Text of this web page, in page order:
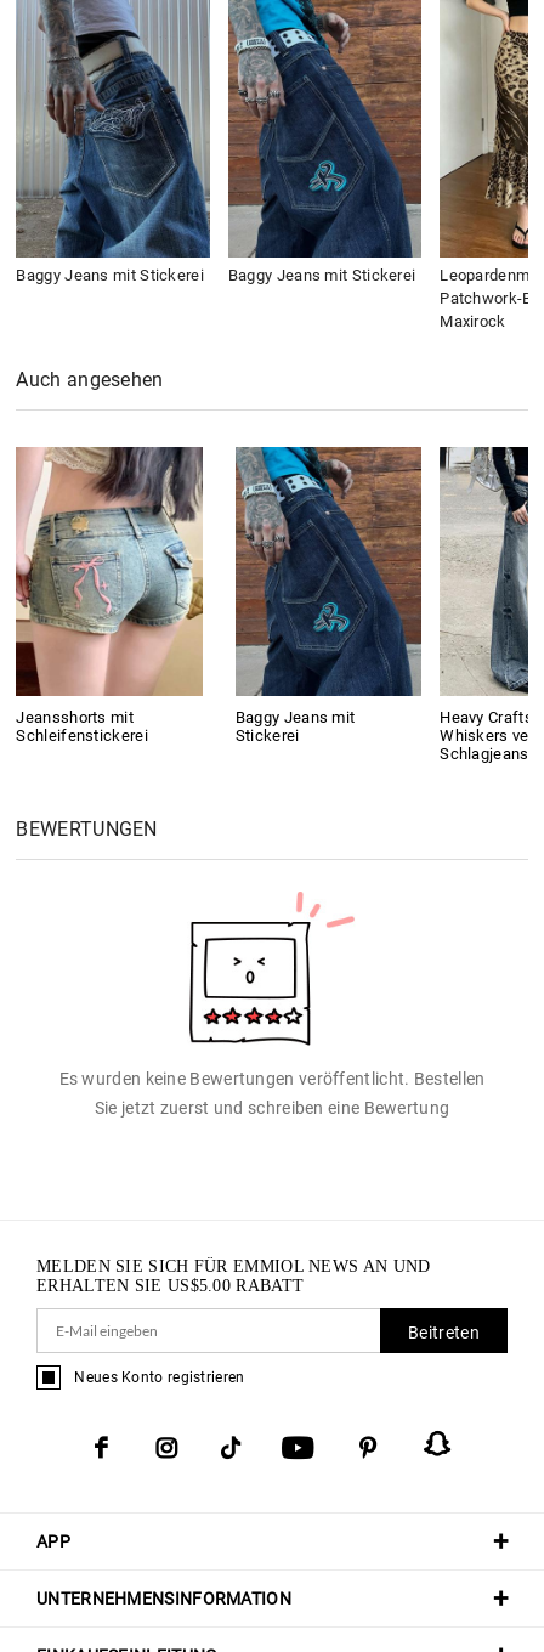
Baggy Jeans mit Stickerei Baggy Jeans mit Stickerei
Patchwork-
Maxirock
Auch angesehen
Jeansshorts mit
Schleifenstickerei
Baggy Jeans mit
Stickerei
Heavy
Whiskers
Schlagjeans
BEWERTUNGEN
Es wurden keine Bewertungen veröffentlicht. Bestellen
Sie jetzt zuerst und schreiben eine Bewertung
APP
UNTERNEHMENSINFORMATION
MELDEN SIE SICH FÜR EMMIOL NEWS AN UND
ERHALTEN SIE US$5.00 RABATT
Beitreten
Neues Konto registrieren